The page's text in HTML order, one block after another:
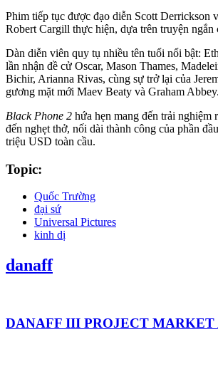
Phim tiếp tục được đạo diễn Scott Derrickson
Robert Cargill thực hiện, dựa trên truyện ngắn
Dàn diễn viên quy tụ nhiều tên tuổi nổi bật:
lần nhận đề cử Oscar, Mason Thames,
Bichir, Arianna Rivas, cùng sự trở lại của
gương mặt mới Maev Beaty và Graham Abbey.
Black Phone 2 hứa hẹn mang đến trải nghiệm
đến nghẹt thở, nối dài thành công của phần
triệu USD toàn cầu.
Topic:
Quốc Trường
đại sứ
Universal Pictures
kinh dị
danaff
DANAFF III PROJECT MARKET